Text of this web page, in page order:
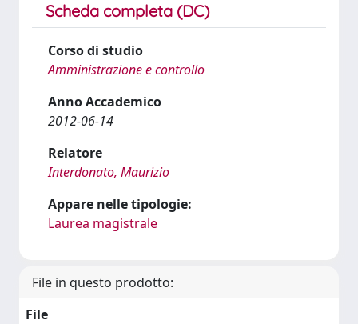
Scheda completa (DC)
Corso di studio
Amministrazione e controllo
Anno Accademico
2012-06-14
Relatore
Interdonato, Maurizio
Appare nelle tipologie:
Laurea magistrale
File in questo prodotto:
File